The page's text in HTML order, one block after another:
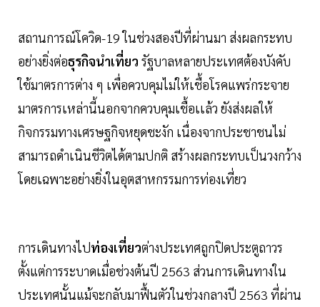
สถานการณ์โควิด-19 ในช่วงสองปีที่ผ่านมา ส่งผลกระทบ
อย่างยิ่งต่อธุรกิจนำเที่ยว รัฐบาลหลายประเทศต้องบังคับ
ใช้มาตรการต่าง ๆ เพื่อควบคุมไม่ให้เชื้อโรคแพร่กระจาย
มาตรการเหล่านี้นอกจากควบคุมเชื้อเเล้ว ยังส่งผลให้
กิจกรรมทางเศรษฐกิจหยุดชะงัก เนื่องจากประชาชนไม่
สามารถดำเนินชีวิตได้ตามปกติ สร้างผลกระทบเป็นวงกว้าง
โดยเฉพาะอย่างยิ่งในอุตสาหกรรมการท่องเที่ยว
การเดินทางไปท่องเที่ยวต่างประเทศถูกปิดประตูถาวร
ตั้งแต่การระบาดเมื่อช่วงต้นปี 2563 ส่วนการเดินทางใน
ประเทศนั้นแม้จะกลับมาฟื้นตัวในช่วงกลางปี 2563 ที่ผ่าน